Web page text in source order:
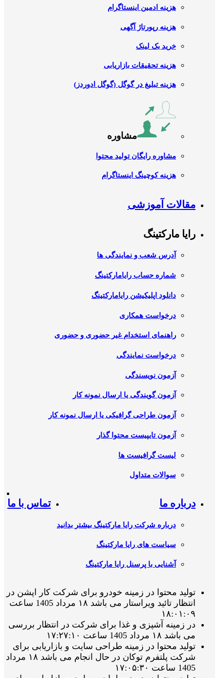
هزینه ادمین اینستاگرام
هزینه رپورتاژ آگهی
خرید بک لینک
هزینه تحقیقات بازاریابی
هزینه تبلیغ در گوگل (گوگل ادوردز)
مشاوره
مشاوره رایگان تولید محتوا
هزینه کوچینگ اینستاگرام
مقالات آموزشی
رایا مارکتینگ
آدرس شعب و نمایندگی ها
شماره حساب رایامارکتینگ
دانلود اپلیکیشن رایامارکتینگ
درخواست همکاری
راهنمای استخدام غیر حضوری و حضوری
درخواست نمایندگی
آزمون نویسندگی
آزمون گویندگی یا ارسال نمونه کار
آزمون طراحی گرافیکی یا ارسال نمونه کار
آزمون تایپیست محتوا گذار
لیست گرافیست ها
سوالات متداول
درباره ما
درباره شرکت رایا مارکتینگ بیشتر بدانید
سیاست های رایا مارکتینگ
آشنایی با پرسنل رایا مارکتینگ
تماس با ما
تولید محتوا در زمینه خودرو برای شرکت کار اپشن در
انتظار تائید ویراستار می باشد ۱۸ مرداد 1405 ساعت
۱۸:۰۱:۰۹
در زمینه آشپزی و غذا برای شرکت در انتظار بررسی
می باشد ۱۸ مرداد 1405 ساعت ۱۷:۲۷:۱۰
تولید محتوا در زمینه طراحی سایت و بازاریابی برای
شرکت پلتفرم توکان در حال انجام می باشد ۱۸ مرداد
1405 ساعت ۱۷:۰۵:۳۰